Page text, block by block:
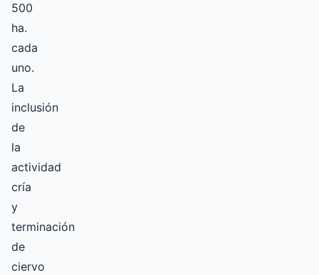
500
ha.
cada
uno.
La
inclusión
de
la
actividad
cría
y
terminación
de
ciervo